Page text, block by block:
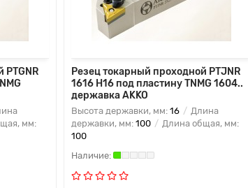
PTGNR
мм:
Резец токарный проходной PTJNR
1616 H16 под пластину TNMG 1604..
державка AKKO
Высота державки, мм: 16
Длина
державки, мм: 100
Длина общая, мм:
100